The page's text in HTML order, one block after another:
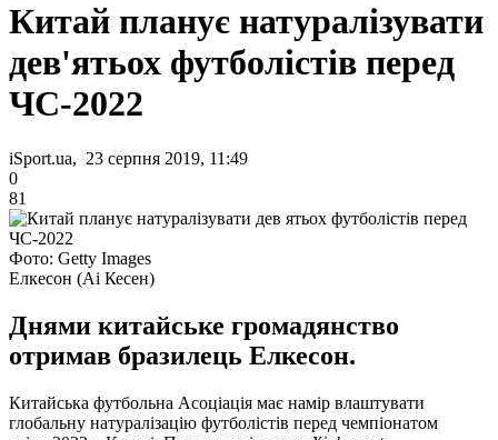
Китай планує натуралізувати
дев'ятьох футболістів перед
ЧС-2022
iSport.ua, 23 серпня 2019, 11:49
0
81
Фото: Getty Images
Елкесон (Аі Кесен)
Днями китайське громадянство
отримав бразилець Елкесон.
Китайська футбольна Асоціація має намір влаштувати
глобальну натуралізацію футболістів перед чемпіонатом